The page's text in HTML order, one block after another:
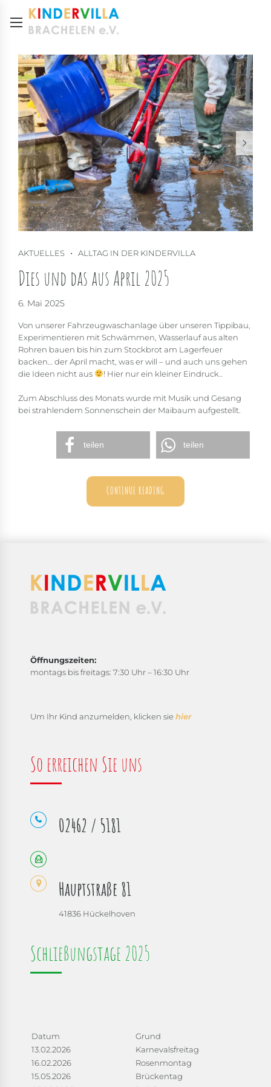
AKTUELLES ALLTAG IN DER KINDERVILLA
Dies und das aus April 2025
6. Mai 2025
Von unserer Fahrzeugwaschanlage über unseren Tippibau,
Experimentieren mit Schwämmen, Wasserlauf aus alten
Rohren bauen bis hin zum Stockbrot am Lagerfeuer
backen… der April macht, was er will – und auch uns gehen
die Ideen nicht aus
! Hier nur ein kleiner Eindruck..
Zum Abschluss des Monats wurde mit Musik und Gesang
bei strahlendem Sonnenschein der Maibaum aufgestellt.
teilen teilen
CONTINUE READING
Öffnungszeiten:
montags bis freitags: 7:30 Uhr – 16:30 Uhr
Um Ihr Kind anzumelden, klicken sie hier
So erreichen Sie uns
02462 / 5181
Hauptstraße 81
41836 Hückelhoven
Schließungstage 2025
Datum
Grund
13.02.2026
Karnevalsfreitag
16.02.2026
Rosenmontag
15.05.2026
Brückentag